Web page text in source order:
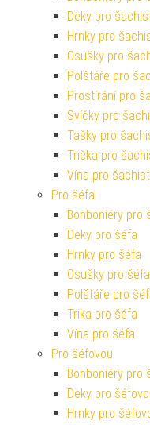
Deky pro
Hrnky pro
Osušky pro
Polštáře pro
Prostírání pro
Svíčky pro
Tašky pro
Trička pro
Vína pro
Pro šéfa
Bonboniéry pro
Deky pro šéfa
Hrnky pro šéfa
Osušky pro šéfa
Polštáře pro
Trika pro šéfa
Vína pro šéfa
Pro šéfovou
Bonboniéry pro
Deky pro
Hrnky pro